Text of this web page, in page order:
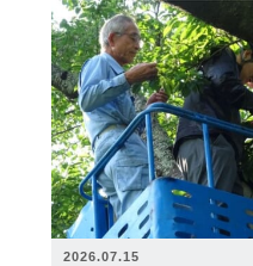
2026.07.15